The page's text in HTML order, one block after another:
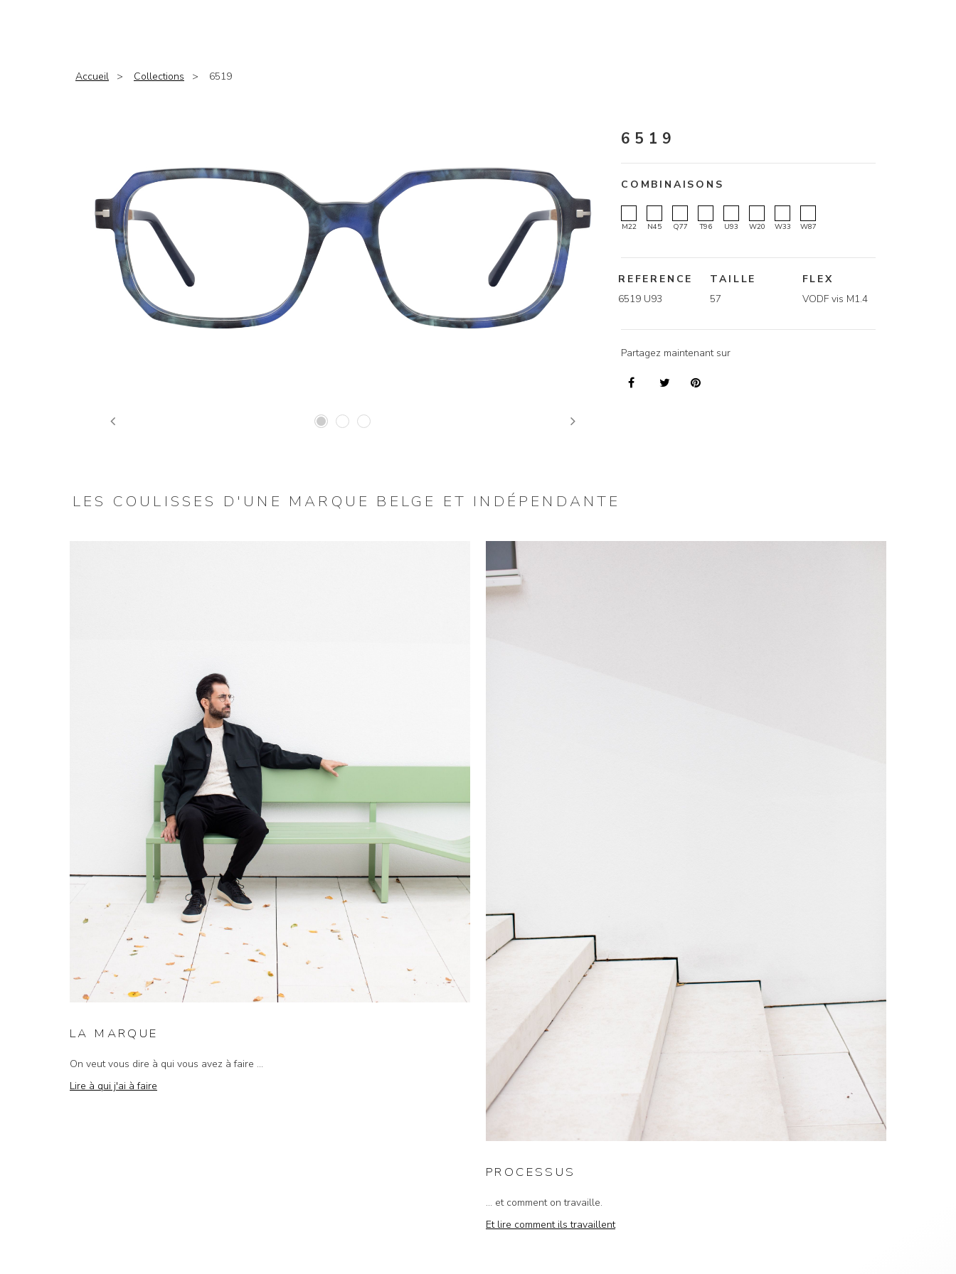
Accueil Collections 6519
Previous Next
6519
COMBINAISONS
M22 N45 Q77 T96 U93 W20 W33 W87
REFERENCE
6519 U93
TAILLE
57
FLEX
VODF vis M1.4
Partagez maintenant sur
LES COULISSES D'UNE MARQUE BELGE ET INDÉPENDANTE
LA MARQUE
On veut vous dire à qui vous avez à faire ...
Lire à qui j'ai à faire
PROCESSUS
... et comment on travaille.
Et lire comment ils travaillent